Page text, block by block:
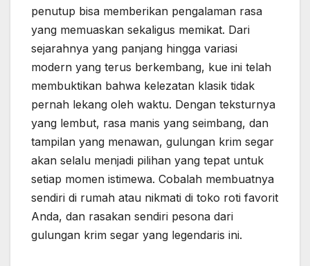
penutup bisa memberikan pengalaman rasa
yang memuaskan sekaligus memikat. Dari
sejarahnya yang panjang hingga variasi
modern yang terus berkembang, kue ini telah
membuktikan bahwa kelezatan klasik tidak
pernah lekang oleh waktu. Dengan teksturnya
yang lembut, rasa manis yang seimbang, dan
tampilan yang menawan, gulungan krim segar
akan selalu menjadi pilihan yang tepat untuk
setiap momen istimewa. Cobalah membuatnya
sendiri di rumah atau nikmati di toko roti favorit
Anda, dan rasakan sendiri pesona dari
gulungan krim segar yang legendaris ini.